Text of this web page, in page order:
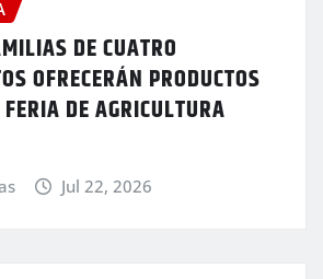
DE CUATRO
OFRECERÁN PRODUCTOS
DE AGRICULTURA
Jul 22, 2026